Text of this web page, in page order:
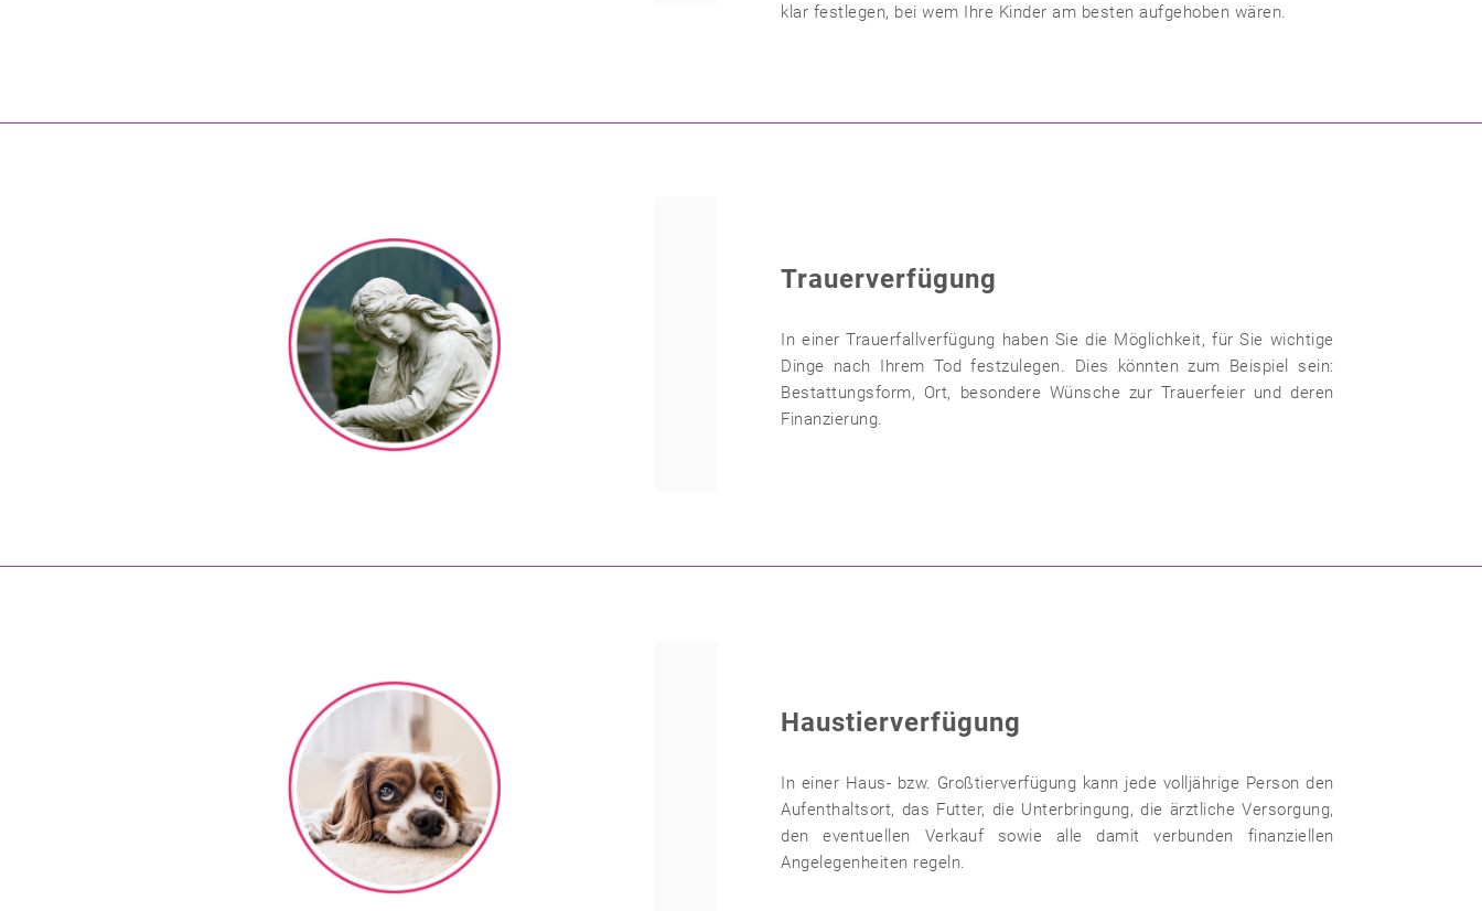
klar festlegen, bei wem Ihre Kinder am besten aufgehoben wären.
Trauerverfügung
In einer Trauerfallverfügung haben Sie die Möglichkeit, für Sie wichtige
Dinge nach Ihrem Tod festzulegen. Dies könnten zum Beispiel sein:
Bestattungsform, Ort, besondere Wünsche zur Trauerfeier und deren
Finanzierung.
Haustierverfügung
In einer Haus- bzw. Großtierverfügung kann jede volljährige Person den
Aufenthaltsort, das Futter, die Unterbringung, die ärztliche Versorgung,
den eventuellen Verkauf sowie alle damit verbunden finanziellen
Angelegenheiten regeln.